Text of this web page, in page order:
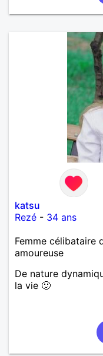
katsu
Rezé - 34 ans
Femme célibataire
amoureuse
De nature
la vie 🙂